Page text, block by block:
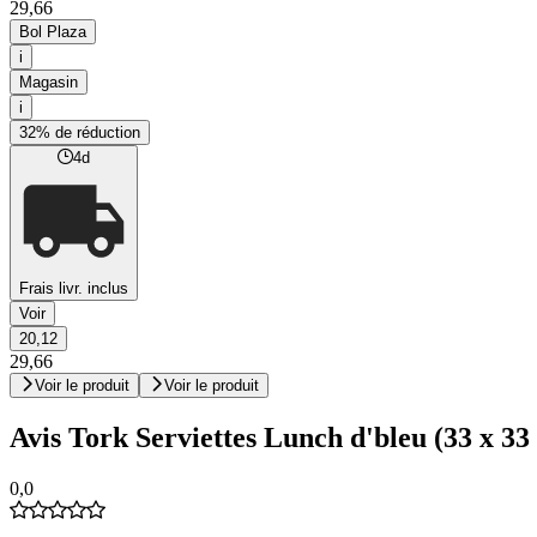
29,66
Bol Plaza
i
Magasin
i
32% de réduction
4d
Frais livr. inclus
Voir
20,12
29,66
Voir le produit Voir le produit
Avis Tork Serviettes Lunch d'bleu (33 x 33
0,0